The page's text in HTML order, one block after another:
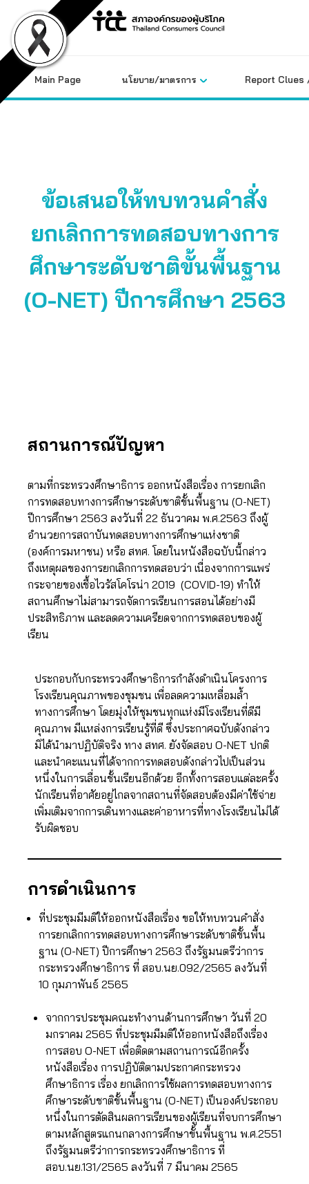
content
Main Page นโยบาย/มาตรการ Report Clues
ข้อเสนอให้ทบทวนคำสั่ง
ยกเลิกการทดสอบทางการ
ศึกษาระดับชาติขั้นพื้นฐาน
(O-NET) ปีการศึกษา 2563
สถานการณ์ปัญหา
ตามที่กระทรวงศึกษาธิการ ออกหนังสือเรื่อง การยกเลิก
การทดสอบทางการศึกษาระดับชาติขั้นพื้นฐาน (O-NET)
ปีการศึกษา 2563 ลงวันที่ 22 ธันวาคม พ.ศ.2563 ถึงผู้
อำนวยการสถาบันทดสอบทางการศึกษาแห่งชาติ
(องค์การมหาชน) หรือ สทศ. โดยในหนังสือฉบับนี้กล่าว
ถึงเหตุผลของการยกเลิกการทดสอบว่า เนื่องจากการแพร่
กระจายของเชื้อไวรัสโคโรน่า 2019 (COVID-19) ทำให้
สถานศึกษาไม่สามารถจัดการเรียนการสอนได้อย่างมี
ประสิทธิภาพ และลดความเครียดจากการทดสอบของผู้
เรียน
ประกอบกับกระทรวงศึกษาธิการกำลังดำเนินโครงการ
โรงเรียนคุณภาพของชุมชน เพื่อลดความเหลื่อมล้ำ
ทางการศึกษา โดยมุ่งให้ชุมชนทุกแห่งมีโรงเรียนที่ดีมี
คุณภาพ มีแหล่งการเรียนรู้ที่ดี ซึ่งประกาศฉบับดังกล่าว
มิได้นำมาปฏิบัติจริง ทาง สทศ. ยังจัดสอบ O-NET ปกติ
และนำคะแนนที่ได้จากการทดสอบดังกล่าวไปเป็นส่วน
หนึ่งในการเลื่อนชั้นเรียนอีกด้วย อีกทั้งการสอบแต่ละครั้ง
นักเรียนที่อาศัยอยู่ไกลจากสถานที่จัดสอบต้องมีค่าใช้จ่าย
เพิ่มเติมจากการเดินทางและค่าอาหารที่ทางโรงเรียนไม่ได้
รับผิดชอบ
การดำเนินการ
ที่ประชุมมีมติให้ออกหนังสือเรื่อง ขอให้ทบทวนคำสั่ง
การยกเลิกการทดสอบทางการศึกษาระดับชาติขั้นพื้น
ฐาน (O-NET) ปีการศึกษา 2563 ถึงรัฐมนตรีว่าการ
กระทรวงศึกษาธิการ ที่ สอบ.นย.092/2565 ลงวันที่
10 กุมภาพันธ์ 2565
จากการประชุมคณะทำงานด้านการศึกษา วันที่ 20
มกราคม 2565 ที่ประชุมมีมติให้ออกหนังสือถึงเรื่อง
การสอบ O-NET เพื่อติดตามสถานการณ์อีกครั้ง
หนังสือเรื่อง การปฏิบัติตามประกาศกระทรวง
ศึกษาธิการ เรื่อง ยกเลิกการใช้ผลการทดสอบทางการ
ศึกษาระดับชาติขั้นพื้นฐาน (O-NET) เป็นองค์ประกอบ
หนึ่งในการตัดสินผลการเรียนของผู้เรียนที่จบการศึกษา
ตามหลักสูตรแกนกลางการศึกษาขั้นพื้นฐาน พ.ศ.2551
ถึงรัฐมนตรีว่าการกระทรวงศึกษาธิการ ที่
สอบ.นย.131/2565 ลงวันที่ 7 มีนาคม 2565